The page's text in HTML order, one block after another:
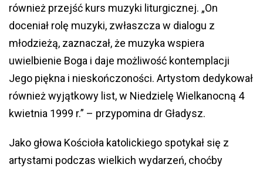
również przejść kurs muzyki liturgicznej. „On
doceniał rolę muzyki, zwłaszcza w dialogu z
młodzieżą, zaznaczał, że muzyka wspiera
uwielbienie Boga i daje możliwość kontemplacji
Jego piękna i nieskończoności. Artystom dedykował
również wyjątkowy list, w Niedzielę Wielkanocną 4
kwietnia 1999 r.” – przypomina dr Gładysz.
Jako głowa Kościoła katolickiego spotykał się z
artystami podczas wielkich wydarzeń, choćby